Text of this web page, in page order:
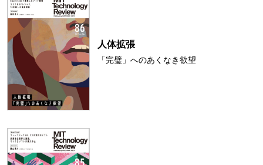
人体拡張
「完璧」へのあくなき欲望